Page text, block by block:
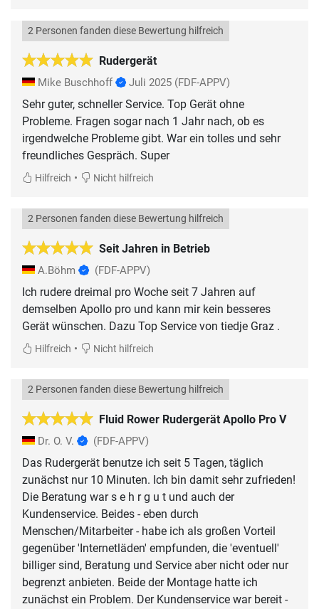
Rudergerät
2 Personen fanden diese Bewertung hilfreich
Mike Buschhoff Juli 2025 (FDF-APPV)
Sehr guter, schneller Service. Top Gerät ohne
Probleme. Fragen sogar nach 1 Jahr nach, ob es
irgendwelche Probleme gibt. War ein tolles und sehr
freundliches Gespräch. Super
Hilfreich • Nicht hilfreich
Seit Jahren in Betrieb
2 Personen fanden diese Bewertung hilfreich
A.Böhm (FDF-APPV)
Ich rudere dreimal pro Woche seit 7 Jahren auf
demselben Apollo pro und kann mir kein besseres
Gerät wünschen. Dazu Top Service von tiedje Graz .
Hilfreich • Nicht hilfreich
Fluid Rower Rudergerät Apollo Pro V
2 Personen fanden diese Bewertung hilfreich
Dr. O. V. (FDF-APPV)
Das Rudergerät benutze ich seit 5 Tagen, täglich
zunächst nur 10 Minuten. Ich bin damit sehr zufrieden!
Die Beratung war s e h r g u t und auch der
Kundenservice. Beides - eben durch
Menschen/Mitarbeiter - habe ich als großen Vorteil
gegenüber 'Internetläden' empfunden, die 'eventuell'
billiger sind, Beratung und Service aber nicht oder nur
begrenzt anbieten. Beide der Montage hatte ich
zunächst ein Problem. Der Kundenservice war bereit -